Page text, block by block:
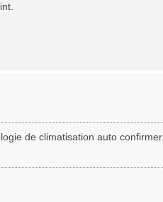
de climatisation auto confirmer.